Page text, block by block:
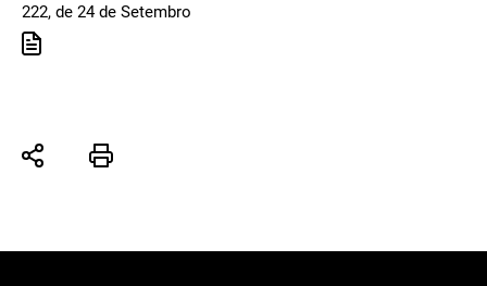
222, de 24 de Setembro